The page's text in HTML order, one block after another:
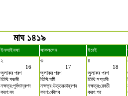
মাঘ ১৪১৯
ইনসাইনসা সাকলসেন ইরেই
২
16
জুলাকর পরগ
তিথি:পঞ্চমী
নক্ষত্র:পূর্বভাদ্রপদ
করণ:বব
৩
17
জুলাকর পরগ
তিথি:ষষ্ঠী
নক্ষত্র:উত্তরভাদ্রপদ
করণ:কৌলব
৪
18
জুলাকর পরগ
তিথি:সপ্তমী
নক্ষত্র:রেবতী
করণ:গর